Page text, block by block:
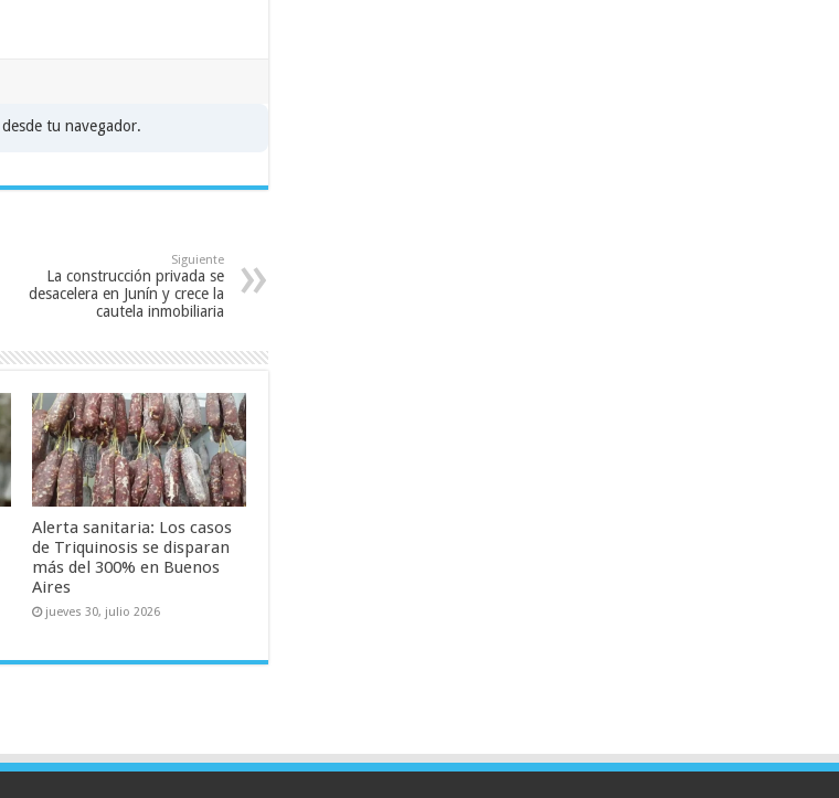
tu navegador.
Siguiente
La construcción privada se
desacelera en Junín y crece la
cautela inmobiliaria
Alerta sanitaria: Los casos
de Triquinosis se disparan
más del 300% en Buenos
Aires
jueves 30, julio 2026